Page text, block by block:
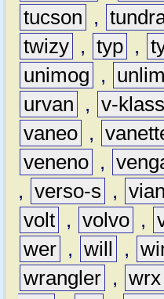
tucson
,
twizy , typ ,
unimog
,
urvan
, v-
vaneo ,
veneno ,
, verso-s ,
volt , volvo ,
wer , will ,
wrangler , wrx